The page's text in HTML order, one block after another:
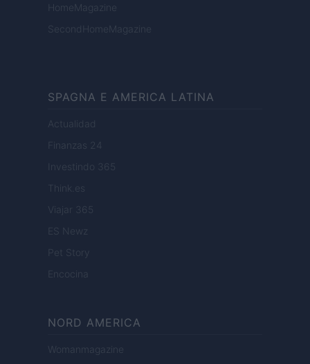
HomeMagazine
SecondHomeMagazine
SPAGNA E AMERICA LATINA
Actualidad
Finanzas 24
Investindo 365
Think.es
Viajar 365
ES Newz
Pet Story
Encocina
NORD AMERICA
Womanmagazine